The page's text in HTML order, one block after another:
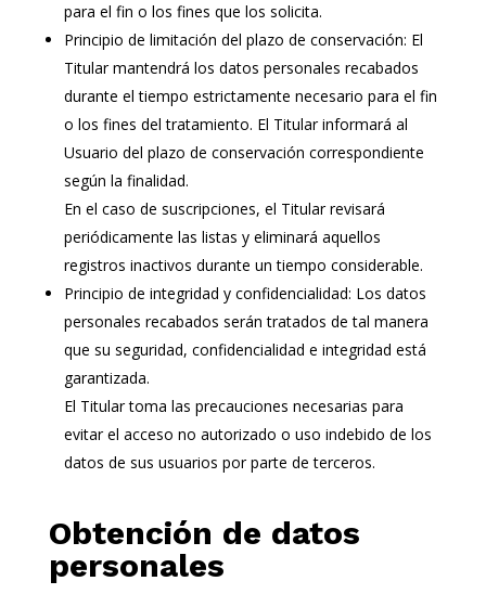
para el fin o los fines que los solicita.
Principio de limitación del plazo de conservación: El
Titular mantendrá los datos personales recabados
durante el tiempo estrictamente necesario para el fin
o los fines del tratamiento. El Titular informará al
Usuario del plazo de conservación correspondiente
según la finalidad.
En el caso de suscripciones, el Titular revisará
periódicamente las listas y eliminará aquellos
registros inactivos durante un tiempo considerable.
Principio de integridad y confidencialidad: Los datos
personales recabados serán tratados de tal manera
que su seguridad, confidencialidad e integridad está
garantizada.
El Titular toma las precauciones necesarias para
evitar el acceso no autorizado o uso indebido de los
datos de sus usuarios por parte de terceros.
Obtención de datos
personales